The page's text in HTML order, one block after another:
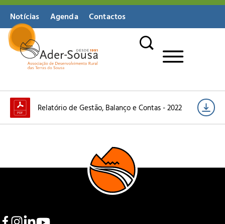
Notícias Agenda Contactos
Relatório de Gestão, Balanço e Contas - 2022